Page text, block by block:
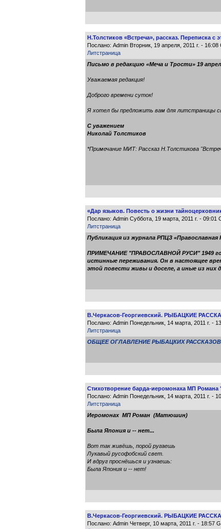
Н.Толстиков «Встреча», рассказ. Переписка
Послано: Admin Вторник, 19 апреля, 2011 г. - 16:08
Литстраница
Письмо в редакцию «Меча и Трости» 19
Уважаемая редакция!
Доброго времени суток!
Я хотел бы предложить вам для литстраницы
С уважением
Николай Толстиков
*Примечание МИТ: Рассказ Н.Толстикова
«Дар языков. Повесть о жизни
Послано: Admin Суббота, 19 марта, 2011 г. - 09:01
Литстраница
Публикация из журнала РПЦЗ
ПРИМЕЧАНИЕ "ПРАВОСЛАВНОЙ РУСИ" 1949
истинные переживания. Он в настоящее
этой повести живы и доселе, а иные из них
В.Черкасов-Георгиевский. РЫБАЦКИЕ
Послано: Admin Понедельник, 14 марта, 2011 г. -
Литстраница
ОБЩЕЕ ОГЛАВЛЕНИЕ РЫБАЦКИХ
Стихотворение барда-иеромонаха МП
Послано: Admin Понедельник, 14 марта, 2011 г. -
Литстраница
Иеромонах МП Роман (Матюшин)
Была Япония и -- нет...
Вот так живёшь, порой ругаешь
Лукавый русофобский свет.
И вдруг проснёшься и узнаешь:
Была Япония и -- нет!
В.Черкасов-Георгиевский. РЫБАЦКИЕ
Послано: Admin Четверг, 10 марта, 2011 г. - 18:57